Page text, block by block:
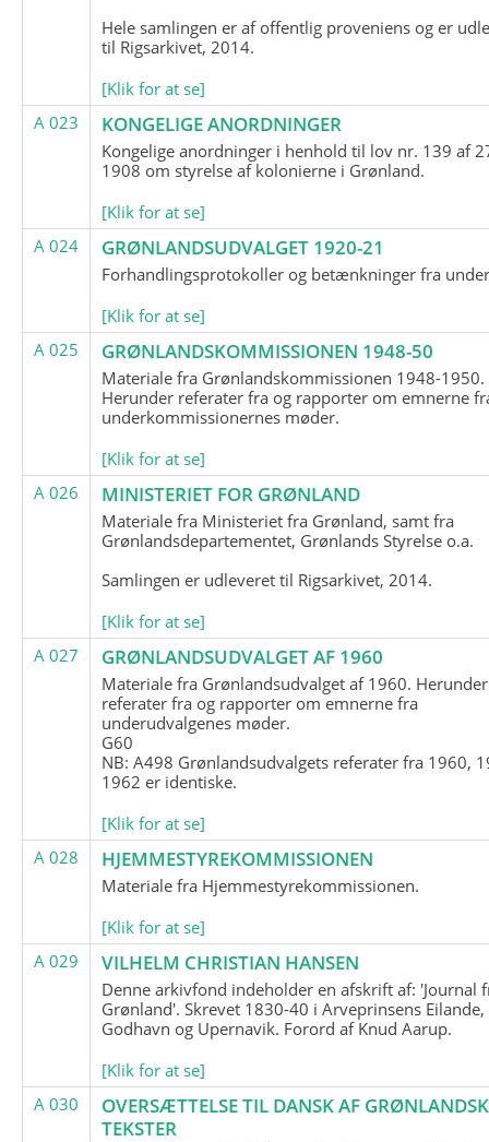
Hele samlingen er af offentlig proveniens og er
til Rigsarkivet, 2014.
[Klik for at se]
A 023
KONGELIGE ANORDNINGER
Kongelige anordninger i henhold til lov nr. 139 af
1908 om styrelse af kolonierne i Grønland.
[Klik for at se]
A 024
GRØNLANDSUDVALGET 1920-21
Forhandlingsprotokoller og betænkninger fra
[Klik for at se]
A 025
GRØNLANDSKOMMISSIONEN 1948-50
Materiale fra Grønlandskommissionen 1948-1950.
Herunder referater fra og rapporter om emnerne
underkommissionernes møder.
[Klik for at se]
A 026
MINISTERIET FOR GRØNLAND
Materiale fra Ministeriet fra Grønland, samt fra
Grønlandsdepartementet, Grønlands Styrelse o.a.
Samlingen er udleveret til Rigsarkivet, 2014.
[Klik for at se]
A 027
GRØNLANDSUDVALGET AF 1960
Materiale fra Grønlandsudvalget af 1960. Herunder
referater fra og rapporter om emnerne fra
underudvalgenes møder.
G60
NB: A498 Grønlandsudvalgets referater fra 1960,
1962 er identiske.
[Klik for at se]
A 028
HJEMMESTYREKOMMISSIONEN
Materiale fra Hjemmestyrekommissionen.
[Klik for at se]
A 029
VILHELM CHRISTIAN HANSEN
Denne arkivfond indeholder en afskrift af: 'Journal
Grønland'. Skrevet 1830-40 i Arveprinsens Eilande,
Godhavn og Upernavik. Forord af Knud Aarup.
[Klik for at se]
A 030
OVERSÆTTELSE TIL DANSK AF
TEKSTER